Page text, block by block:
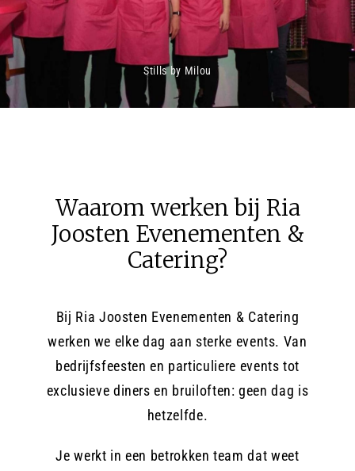
Stills by Milou
Waarom werken bij Ria
Joosten Evenementen &
Catering?
Bij Ria Joosten Evenementen & Catering
werken we elke dag aan sterke events. Van
bedrijfsfeesten en particuliere events tot
exclusieve diners en bruiloften: geen dag is
hetzelfde.
Je werkt in een betrokken team dat weet